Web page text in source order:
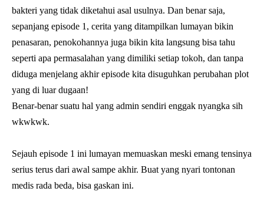
bakteri yang tidak diketahui asal usulnya. Dan benar saja,
sepanjang episode 1, cerita yang ditampilkan lumayan bikin
penasaran, penokohannya juga bikin kita langsung bisa tahu
seperti apa permasalahan yang dimiliki setiap tokoh, dan tanpa
diduga menjelang akhir episode kita disuguhkan perubahan plot
yang di luar dugaan!
Benar-benar suatu hal yang admin sendiri enggak nyangka sih
wkwkwk.
Sejauh episode 1 ini lumayan memuaskan meski emang tensinya
serius terus dari awal sampe akhir. Buat yang nyari tontonan
medis rada beda, bisa gaskan ini.